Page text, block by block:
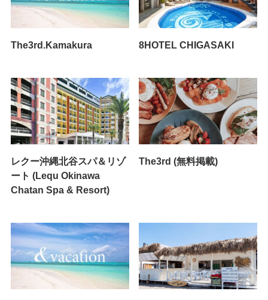
The3rd.Kamakura 8HOTEL CHIGASAKI
レクー沖縄北谷スパ＆リゾ
ート (Lequ Okinawa
Chatan Spa & Resort)
The3rd (無料掲載)